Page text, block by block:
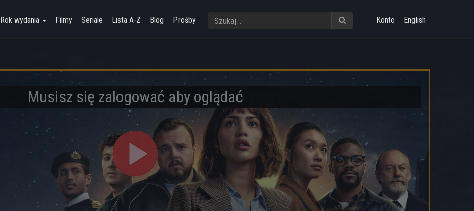
Rok wydania Filmy Seriale Lista A-Z Blog Prośby Konto English
Musisz się zalogować aby oglądać